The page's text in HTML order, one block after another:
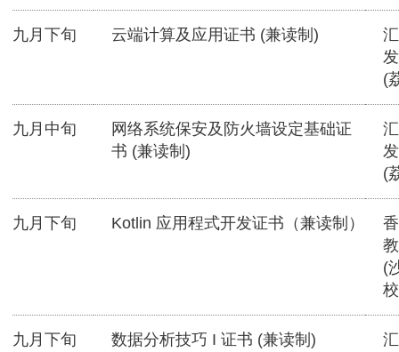
九月下旬 云端计算及应用证书 (兼读制)
(
九月中旬
网络系统保安及防火墙设定基础证
书 (兼读制)
(
九月下旬 Kotlin 应用程式开发证书（兼读制）
(
九月下旬 数据分析技巧 I 证书 (兼读制)